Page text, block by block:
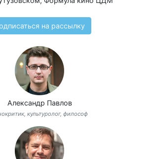
на рассылку
Александр Павлов
культуролог, философ